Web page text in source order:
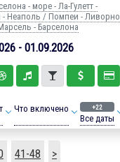
- море - Ла-Гулетт -
Неаполь / Помпеи - Ливорно
- Барселона
- 01.09.2026
Что включено +22
Все даты
41-48 >